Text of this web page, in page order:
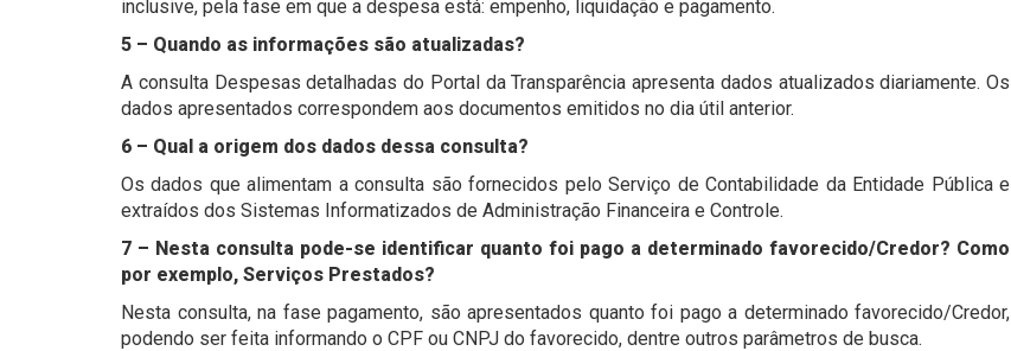
inclusive, pela fase em que a despesa está: empenho, liquidação e pagamento.
5 – Quando as informações são atualizadas?
A consulta Despesas detalhadas do Portal da Transparência apresenta dados atualizados diariamente. Os
dados apresentados correspondem aos documentos emitidos no dia útil anterior.
6 – Qual a origem dos dados dessa consulta?
Os dados que alimentam a consulta são fornecidos pelo Serviço de Contabilidade da Entidade Pública e
extraídos dos Sistemas Informatizados de Administração Financeira e Controle.
7 – Nesta consulta pode-se identificar quanto foi pago a determinado favorecido/Credor? Como
por exemplo, Serviços Prestados?
Nesta consulta, na fase pagamento, são apresentados quanto foi pago a determinado favorecido/Credor,
podendo ser feita informando o CPF ou CNPJ do favorecido, dentre outros parâmetros de busca.